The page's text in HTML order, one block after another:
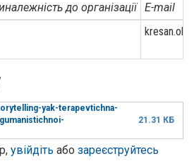
до організації E-mail
yak-terapevtichna-
21.31 КБ
увійдіть або зареєструйтесь